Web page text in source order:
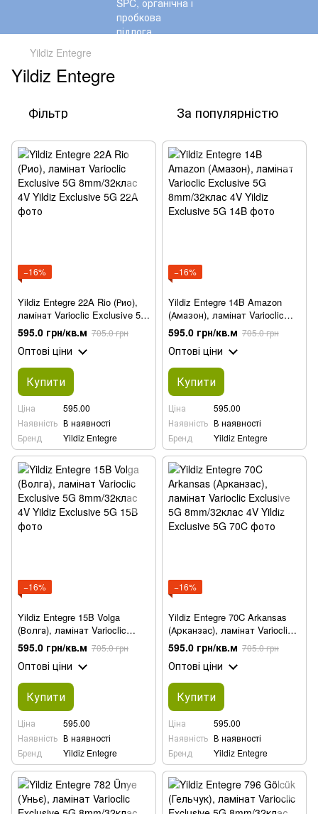
Yildiz Entegre
Yildiz Entegre
Фільтр За популярністю
−16%
Yildiz Entegre 22A Rio (Рио),
ламінат Varioclic Exclusive 5G
8mm/32клас 4V
595.0 грн/кв.м 705.0 грн
Оптові ціни
Купити
Ціна
595.00
Наявність В наявності
Бренд
Yildiz Entegre
−16%
Yildiz Entegre 14B Amazon
(Амазон), ламінат Varioclic
Exclusive 5G 8mm/32клас 4V
595.0 грн/кв.м 705.0 грн
Оптові ціни
Купити
Ціна
595.00
Наявність В наявності
Бренд
Yildiz Entegre
−16%
Yildiz Entegre 15B Volga
(Волга), ламінат Varioclic
Exclusive 5G 8mm/32клас 4V
595.0 грн/кв.м 705.0 грн
Оптові ціни
Купити
Ціна
595.00
Наявність В наявності
Бренд
Yildiz Entegre
−16%
Yildiz Entegre 70C Arkansas
(Арканзас), ламінат Varioclic
Exclusive 5G 8mm/32клас 4V
595.0 грн/кв.м 705.0 грн
Оптові ціни
Купити
Ціна
595.00
Наявність В наявності
Бренд
Yildiz Entegre